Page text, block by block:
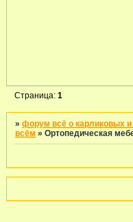
Страница:1
»форум всё о карликовых
всём »Ортопедическая